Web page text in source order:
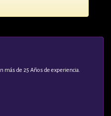
más de 25 Años de experiencia.